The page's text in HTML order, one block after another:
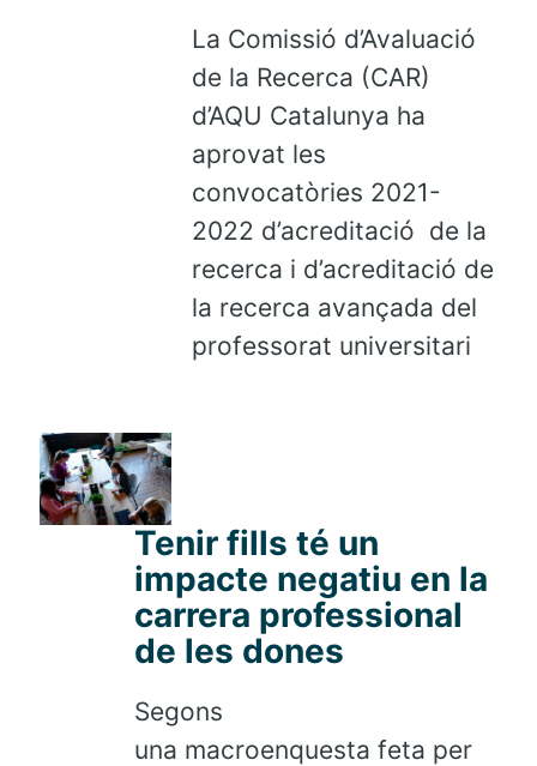
La Comissió d’Avaluació
de la Recerca (CAR)
d’AQU Catalunya ha
aprovat les
convocatòries 2021-
2022 d’acreditació de la
recerca i d’acreditació de
la recerca avançada del
professorat universitari
Tenir fills té un
impacte negatiu en la
carrera professional
de les dones
Segons
una macroenquesta feta per